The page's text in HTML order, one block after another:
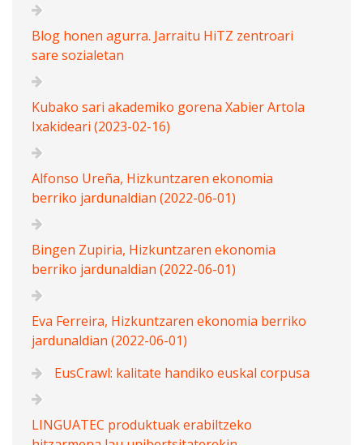
Blog honen agurra. Jarraitu HiTZ zentroari
sare sozialetan
Kubako sari akademiko gorena Xabier Artola
Ixakideari (2023-02-16)
Alfonso Ureña, Hizkuntzaren ekonomia
berriko jardunaldian (2022-06-01)
Bingen Zupiria, Hizkuntzaren ekonomia
berriko jardunaldian (2022-06-01)
Eva Ferreira, Hizkuntzaren ekonomia berriko
jardunaldian (2022-06-01)
EusCrawl: kalitate handiko euskal corpusa
LINGUATEC produktuak erabiltzeko